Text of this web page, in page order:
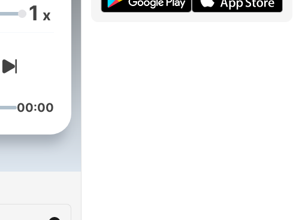
1 x
00:00